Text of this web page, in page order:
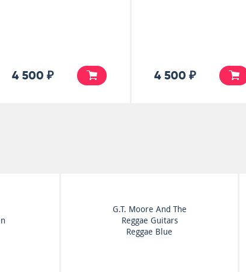
4 500 ₽ 4 500 ₽
Black Uhuru
Sinsemilla